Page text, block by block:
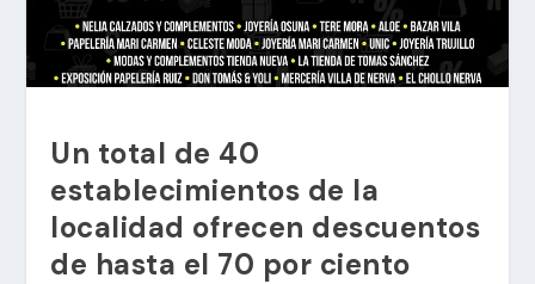
Un total de 40
establecimientos de la
localidad ofrecen descuentos
de hasta el 70 por ciento